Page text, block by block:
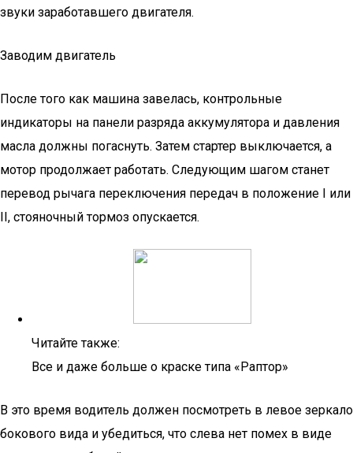
звуки заработавшего двигателя.
Заводим двигатель
После того как машина завелась, контрольные
индикаторы на панели разряда аккумулятора и давления
масла должны погаснуть. Затем стартер выключается, а
мотор продолжает работать. Следующим шагом станет
перевод рычага переключения передач в положение I или
II, стояночный тормоз опускается.
Читайте также:
Все и даже больше о краске типа «Раптор»
В это время водитель должен посмотреть в левое зеркало
бокового вида и убедиться, что слева нет помех в виде